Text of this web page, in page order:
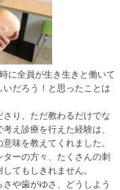
に全員が生き生きと働いて
だろう！と思ったことは
さり、ただ教わるだけでな
え診療を行えた経験は、
味を教えてくれました。
ーの方々、たくさんの刺
てもしきれません。
や歯がゆさ、どうしよう